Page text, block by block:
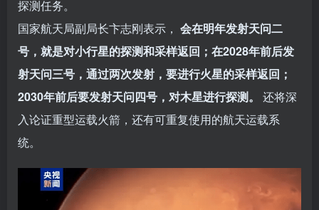
探测任务。
国家航天局副局长卞志刚表示， 会在明年发射天问二
号，就是对小行星的探测和采样返回；在2028年前后发
射天问三号，通过两次发射，要进行火星的采样返回；
2030年前后要发射天问四号，对木星进行探测。 还将深
入论证重型运载火箭，还有可重复使用的航天运载系
统。